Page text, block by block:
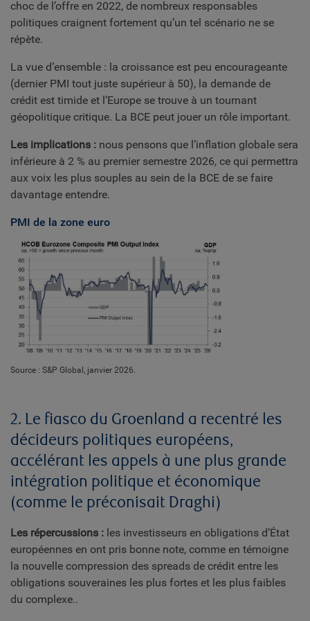
choc de l’offre en 2022, de nombreux responsables
politiques craignent fortement qu’un tel scénario ne se
répète.
La vue d’ensemble : la croissance est peu encourageante
(dernier PMI tout juste supérieur à 50), la demande de
crédit est timide et l’Europe se trouve à un tournant
géopolitique critique. La BCE peut jouer un rôle important.
Les implications : nous pensons que l’inflation globale sera
inférieure à 2 % au premier semestre 2026, ce qui permettra
aux voix les plus souples au sein de la BCE de se faire
davantage entendre.
PMI de la zone euro
Source : S&P Global, janvier 2026.
2. Le fiasco du Groenland a recentré les
décideurs politiques européens,
accélérant les appels à une plus grande
intégration politique et économique
(comme le préconisait Draghi)
Les répercussions : les investisseurs en obligations d’État
européennes en ont pris bonne note, comme en témoigne
la nouvelle compression des spreads de crédit entre les
obligations souveraines les plus fortes et les plus faibles
du complexe..